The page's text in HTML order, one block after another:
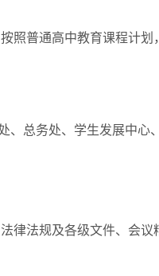
照普通高中教育课程计
总务处、学生发展中心
律法规及各级文件、会